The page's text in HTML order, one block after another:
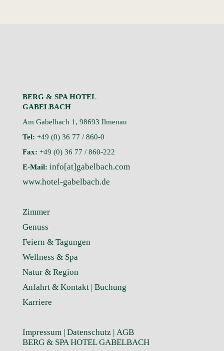
BERG & SPA HOTEL
GABELBACH
Am Gabelbach 1, 98693 Ilmenau
Tel: +49 (0) 36 77 / 860-0
Fax: +49 (0) 36 77 / 860-222
E-Mail: info[at]gabelbach.com
www.hotel-gabelbach.de
Zimmer
Genuss
Feiern & Tagungen
Wellness & Spa
Natur & Region
Anfahrt & Kontakt | Buchung
Karriere
Impressum | Datenschutz | AGB
BERG & SPA HOTEL GABELBACH